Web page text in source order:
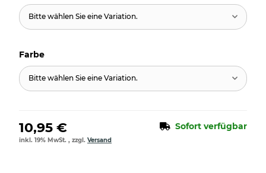
Bitte wählen Sie eine Variation.
Farbe
Bitte wählen Sie eine Variation.
10,95 € Sofort verfügbar
inkl. 19% MwSt. , zzgl. Versand